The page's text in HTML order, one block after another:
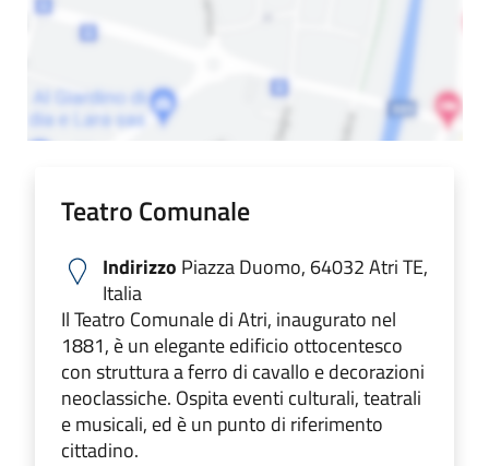
Teatro Comunale
Indirizzo Piazza Duomo, 64032 Atri TE,
Italia
Il Teatro Comunale di Atri, inaugurato nel
1881, è un elegante edificio ottocentesco
con struttura a ferro di cavallo e decorazioni
neoclassiche. Ospita eventi culturali, teatrali
e musicali, ed è un punto di riferimento
cittadino.